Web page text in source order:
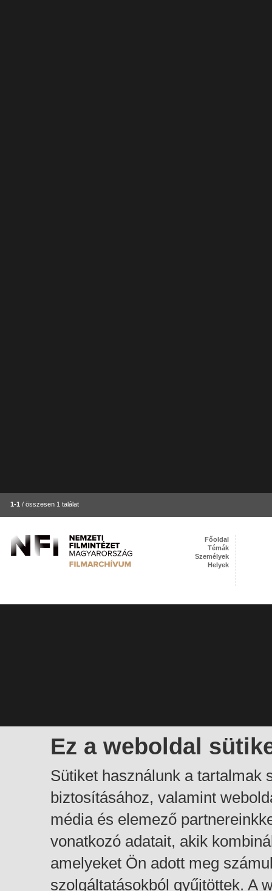
1-1 / összesen 1 találat
Ez a weboldal
Sütiket használunk a tartalmak
biztosításához, valamint
média és elemező
vonatkozó adatait, akik
amelyeket Ön adott meg
szolgáltatásokból gyűjtöttek. A
Főoldal
Témák
Személyek
Helyek